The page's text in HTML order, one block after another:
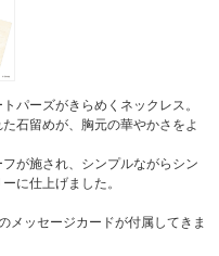
パーズがきらめくネックレス。
石留めが、胸元の華やかさをよ
が施され、シンプルながらシン
に仕上げました。
メッセージカードが付属してきま